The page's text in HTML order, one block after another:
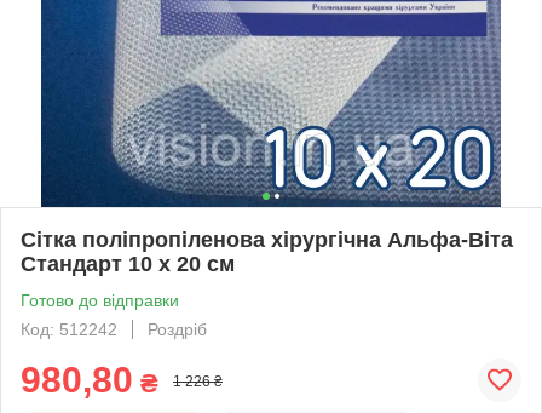
Сітка поліпропіленова хірургічна Альфа-Віта
Стандарт 10 х 20 см
Готово до відправки
Код: 512242
Роздріб
980,80 ₴ 1 226 ₴